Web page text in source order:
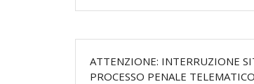
ATTENZIONE: INTERRUZIONE
PROCESSO PENALE